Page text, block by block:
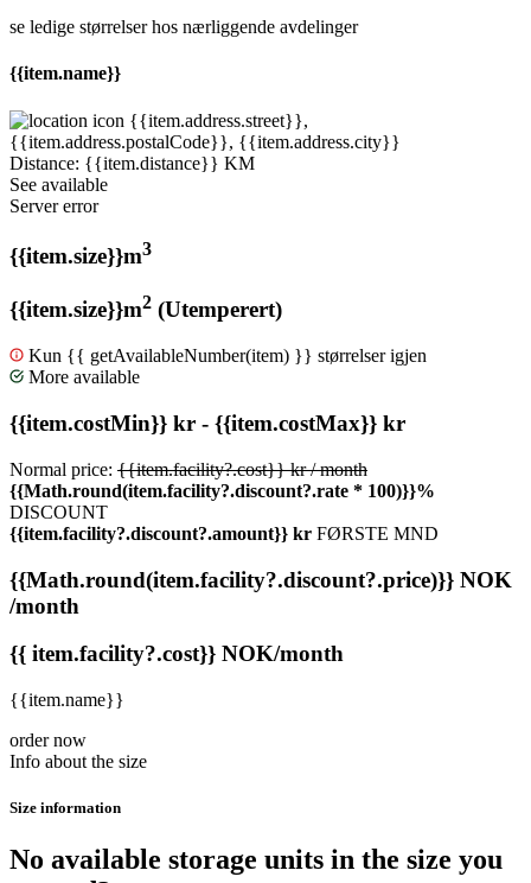
se ledige størrelser hos nærliggende avdelinger
{{item.name}}
{{item.address.street}},
{{item.address.postalCode}}, {{item.address.city}}
Distance: {{item.distance}} KM
See available
Server error
{{item.size}}m3
{{item.size}}m2 (Utemperert)
Kun {{ getAvailableNumber(item) }} størrelser igjen
More available
{{item.costMin}} kr - {{item.costMax}} kr
Normal price: {{item.facility?.cost}}kr / month
{{Math.round(item.facility?.discount?.rate * 100)}}%
DISCOUNT
{{item.facility?.discount?.amount}} kr FØRSTE MND
{{Math.round(item.facility?.discount?.price)}} NOK
/month
{{ item.facility?.cost}} NOK/month
{{item.name}}
order now
Info about the size
Size information
No available storage units in the size you